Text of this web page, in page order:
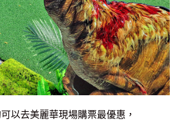
以去美麗華現場購票最優惠，